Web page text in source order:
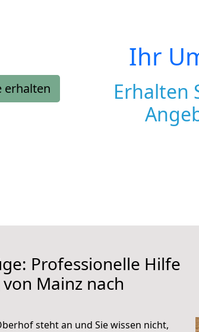
erhalten
Ihr
Erhalten
Professionelle Hilfe
Mainz nach
steht an und Sie wissen nicht,